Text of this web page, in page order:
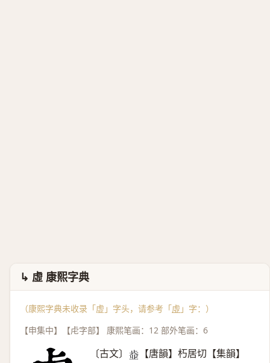
↳ 虛 康熙字典
（康熙字典未收录「虚」字头，请参考「虛 」字：）
【申集中】【虍字部】 康熙笔画：12 部外笔画：6
〔古文〕 𣦄 【唐韻】朽居切【集韻】